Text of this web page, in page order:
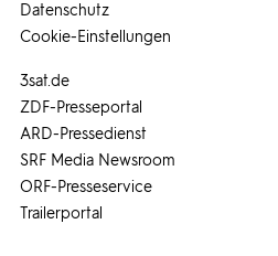
3sat.de
ZDF-Presseportal
ARD-Pressedienst
SRF Media Newsroom
ORF-Presseservice
Trailerportal
Datenschutz
Cookie-Einstellungen